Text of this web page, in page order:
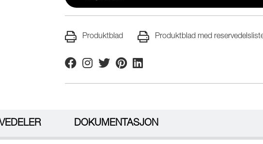
Produktblad Produktblad med
FacebookInstagram
TwitterPinterestLinkedin
DOKUMENTASJON